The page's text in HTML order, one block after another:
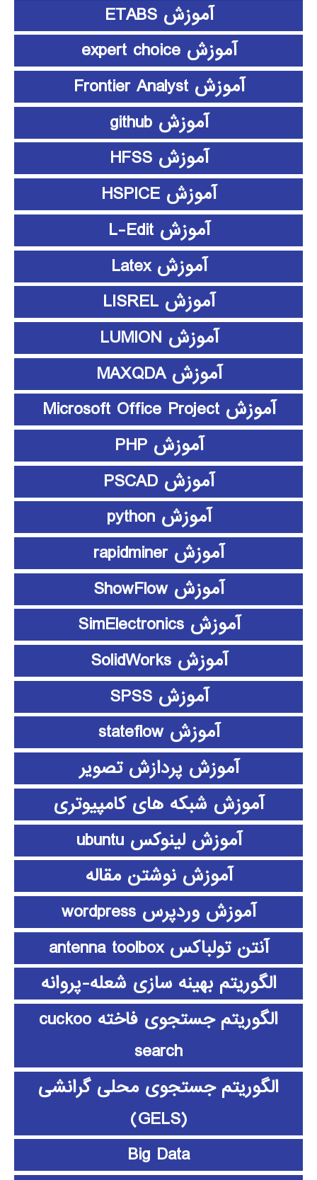
آموزش ETABS
آموزش expert choice
آموزش Frontier Analyst
آموزش github
آموزش HFSS
آموزش HSPICE
آموزش L-Edit
آموزش Latex
آموزش LISREL
آموزش LUMION
آموزش MAXQDA
آموزش Microsoft Office Project
آموزش PHP
آموزش PSCAD
آموزش python
آموزش rapidminer
آموزش ShowFlow
آموزش SimElectronics
آموزش SolidWorks
آموزش SPSS
آموزش stateflow
آموزش پردازش تصویر
آموزش شبکه های کامپیوتری
آموزش لینوکس ubuntu
آموزش نوشتن مقاله
آموزش وردپرس wordpress
آنتن تولباکس antenna toolbox
الگوریتم بهینه سازی شعله-پروانه
الگوریتم جستجوی فاخته cuckoo
search
الگوریتم جستجوی محلی گرانشی
(GELS)
Big Data